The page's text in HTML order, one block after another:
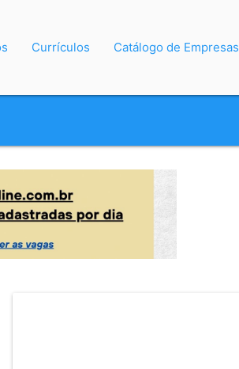
Currículos Catálogo de Empresas